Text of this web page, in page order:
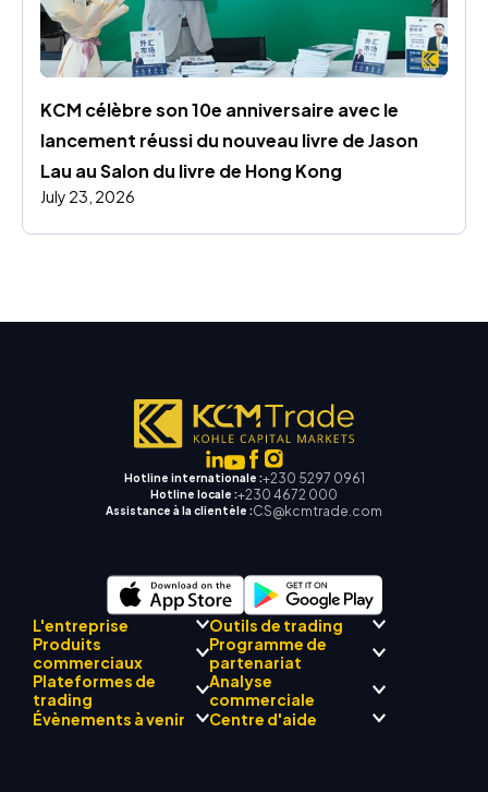
KCM célèbre son 10e anniversaire avec le
lancement réussi du nouveau livre de Jason
Lau au Salon du livre de Hong Kong
July 23, 2026
Hotline internationale :+230 5297 0961
Hotline locale :+230 4672 000
Assistance à la clientèle :CS@kcmtrade.com
L'entreprise
Conformité réglementaire
À propos de
L'équipe
Philosophie d'entreprise
Actualités de l'entreprise
Outils de trading
Mentor
Centre de signalisation
commerciale KCM
Calendrier économique
Assistance EA pour MT4
Produits
commerciaux
Forex
Métaux précieux
Énergies
Programme de
partenariat
Présentation du
programme Broker
Plateformes de
trading
Analyse
commerciale
Évènements à venir Centre d'aide